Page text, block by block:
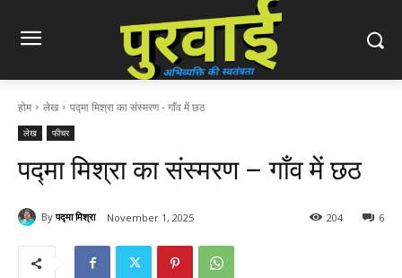
होम लेख पद्मा मिश्रा का संस्मरण - गाँव में छठ
लेख फीचर
पद्मा मिश्रा का संस्मरण – गाँव में छठ
By पद्मा मिश्रा November 1, 2025 6
204